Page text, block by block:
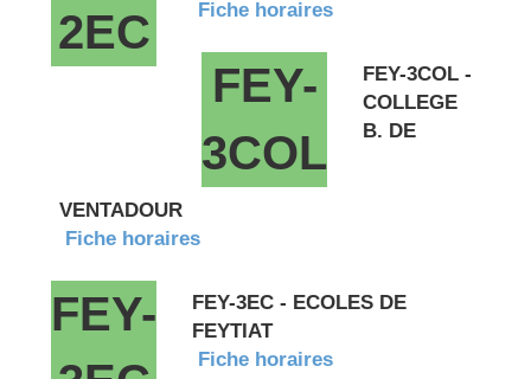
2EC
Fiche horaires
FEY-
3COL
FEY-3COL -
COLLEGE
B. DE
VENTADOUR
Fiche horaires
FEY-
FEY-3EC - ECOLES DE
FEYTIAT
Fiche horaires